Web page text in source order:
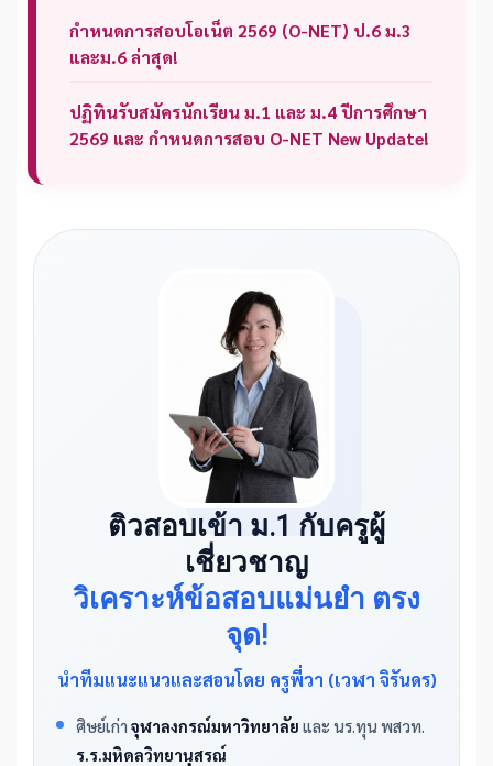
กำหนดการสอบโอเน็ต 2569 (O-NET) ป.6 ม.3
และม.6 ล่าสุด!
ปฏิทินรับสมัครนักเรียน ม.1 และ ม.4 ปีการศึกษา
2569 และ กำหนดการสอบ O-NET New Update!
ติวสอบเข้า ม.1 กับครูผู้
เชี่ยวชาญ
วิเคราะห์ข้อสอบแม่นยำ ตรง
จุด!
นำทีมแนะแนวและสอนโดย ครูพี่วา (เวฬา จิรันดร)
ศิษย์เก่า จุฬาลงกรณ์มหาวิทยาลัย และ นร.ทุน พสวท.
ร.ร.มหิดลวิทยานุสรณ์